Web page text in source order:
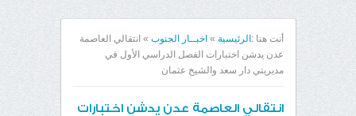
أنت هنا : الرئيسية » اخبــار الجنوب » انتقالي العاصمة
عدن يدشن اختبارات الفصل الدراسي الأول في
مديريتي دار سعد والشيخ عثمان
انتقالي العاصمة عدن يدشن اختبارات